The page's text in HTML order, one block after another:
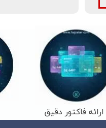
ارائه فاکتور دقیق